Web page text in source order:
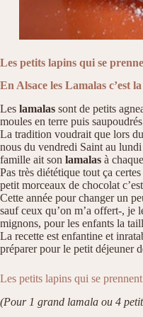
Les petits lapins qui se
En Alsace les Lamalas c’est
Les lamalas sont de petits
moules en terre puis
La tradition voudrait que lors
nous du vendredi Saint au
famille ait son lamalas à
Pas très diététique tout ça
petit morceaux de chocolat
Cette année pour changer un
sauf ceux qu’on m’a offert-, je
mignons, pour les enfants la
La recette est enfantine et
préparer pour le petit déjeuner
Les petits lapins qui se
(Pour 1 grand lamala ou 4